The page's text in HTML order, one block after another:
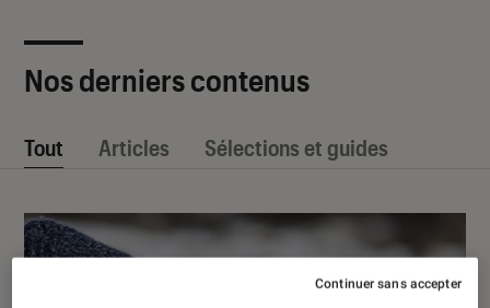
Nos derniers contenus
Tout Articles Sélections et guides
Continuer sans accepter